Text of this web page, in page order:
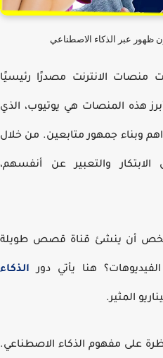
عبر الذكاء الاصطناعي
الانترنت مصدرًا رئيسيًا
هذه المنصات هي يوتيوب، الذي
وبناء جمهور متابعين. من خلال
والتعبير عن أنفسهم،
أن ينشئ قناة قصص طويلة
هنا يأتي دورالذكاء
على مفهوم الذكاء الاصطناعي.